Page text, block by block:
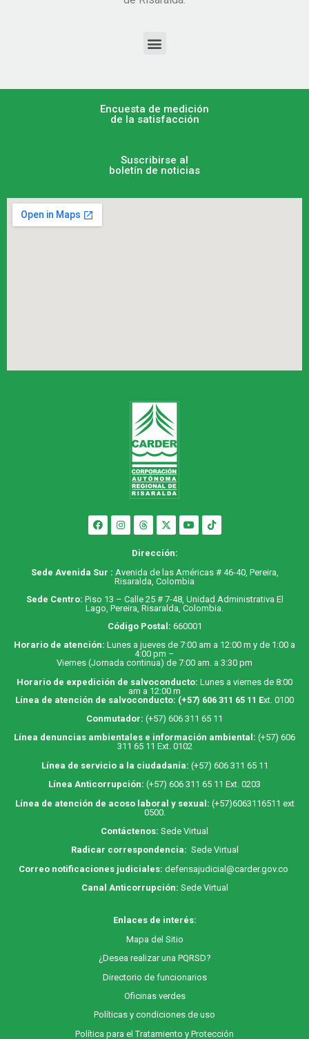
Encuesta de medición
de la satisfacción
Suscribirse al
boletín de noticias
Dirección:
Sede Avenida Sur : Avenida de las Américas # 46-40, Pereira,
Risaralda, Colombia
Sede Centro: Piso 13 – Calle 25 # 7-48, Unidad Administrativa El
Lago, Pereira, Risaralda, Colombia.
Código Postal: 660001
Horario de atención: Lunes a jueves de 7:00 am a 12:00 m y de 1:00 a
4:00 pm –
Viernes (Jornada continua) de 7:00 am. a 3:30 pm
Horario de expedición de salvoconducto: Lunes a viernes de 8:00
am a 12:00 m
Línea de atención de salvoconducto: (+57) 606 311 65 11 Ext. 0100
Conmutador: (+57) 606 311 65 11
Línea denuncias ambientales e información ambiental: (+57) 606
311 65 11 Ext. 0102
Línea de servicio a la ciudadanía: (+57) 606 311 65 11
Línea Anticorrupción: (+57) 606 311 65 11 Ext. 0203
Línea de atención de acoso laboral y sexual: (+57)6063116511 ext
0500.
Contáctenos: Sede Virtual
Radicar correspondencia: Sede Virtual
Correo notificaciones judiciales: defensajudicial@carder.gov.co
Canal Anticorrupción: Sede Virtual
Enlaces de interés:
Mapa del Sitio
¿Desea realizar una PQRSD?
Directorio de funcionarios
Oficinas verdes
Políticas y condiciones de uso
Política para el Tratamiento y Protección